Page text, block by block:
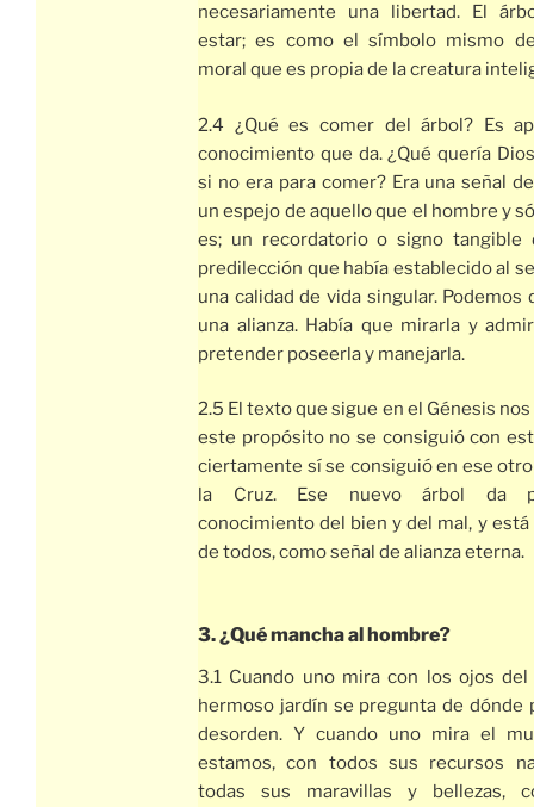
necesariamente una libertad. El
estar; es como el símbolo mismo
moral que es propia de la creatura
2.4 ¿Qué es comer del árbol? Es
conocimiento que da. ¿Qué quería
si no era para comer? Era una señal
un espejo de aquello que el hombre y
es; un recordatorio o signo tangible
predilección que había establecido al
una calidad de vida singular. Podemos
una alianza. Había que mirarla y
pretender poseerla y manejarla.
2.5 El texto que sigue en el Génesis
este propósito no se consiguió con
ciertamente sí se consiguió en ese
la Cruz. Ese nuevo árbol da
conocimiento del bien y del mal, y está
de todos, como señal de alianza eterna.
3. ¿Qué mancha al hombre?
3.1 Cuando uno mira con los ojos del
hermoso jardín se pregunta de dónde
desorden. Y cuando uno mira el
estamos, con todos sus recursos
todas sus maravillas y bellezas,